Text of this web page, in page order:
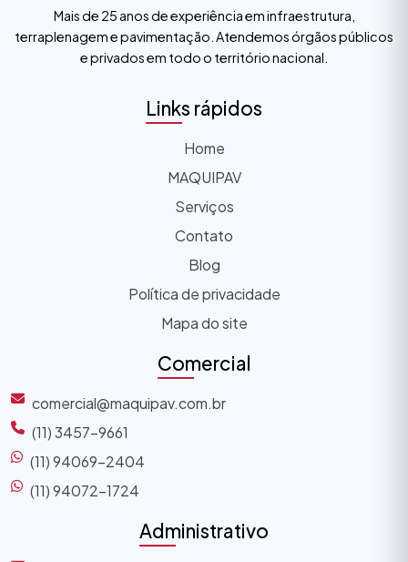
Mais de 25 anos de experiência em infraestrutura,
terraplenagem e pavimentação. Atendemos órgãos públicos
e privados em todo o território nacional.
Links rápidos
Home
MAQUIPAV
Serviços
Contato
Blog
Política de privacidade
Mapa do site
Comercial
comercial@maquipav.com.br
(11) 3457-9661
(11) 94069-2404
(11) 94072-1724
Administrativo